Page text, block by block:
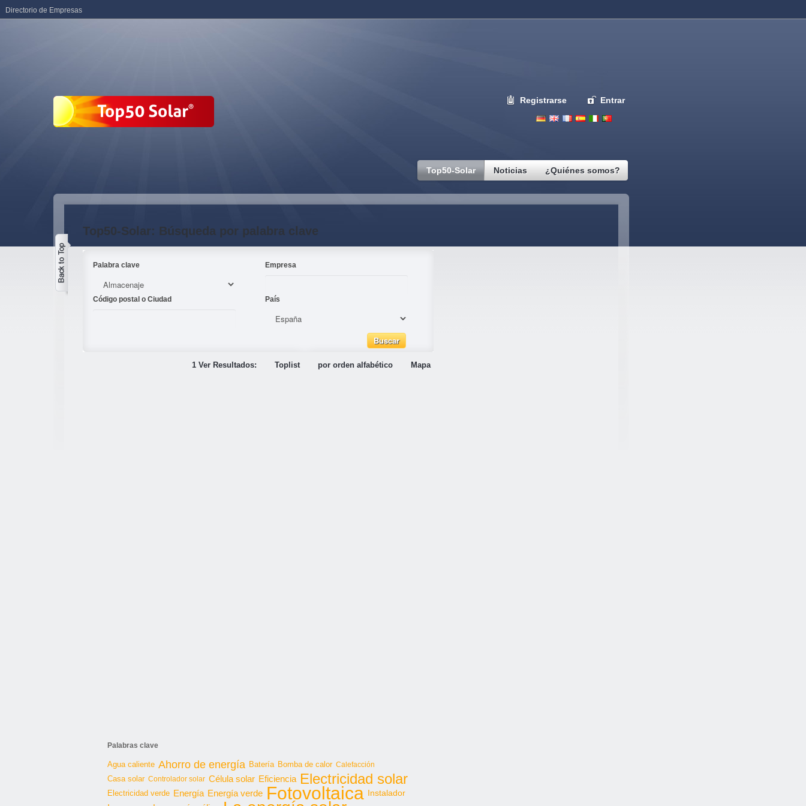
Registrarse Entrar
Top50-Solar Noticias ¿Quiénes somos?
Top50-Solar: Búsqueda por palabra clave
Palabra clave Empresa
Código postal o Ciudad País
1 Ver Resultados: Toplist por orden alfabético Mapa
Palabras clave
Agua caliente Ahorro de energía Batería Bomba de calor Calefacción
Casa solar Controlador solar Célula solar Eficiencia Electricidad solar
Electricidad verde Energía Energía verde Fotovoltaica Instalador
Directorio de Empresas